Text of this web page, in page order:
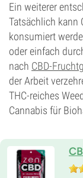
Ein weiterer
Tatsächlich kann
konsumiert
oder einfach
nach CBD-
der Arbeit
THC-reiches
Cannabis für